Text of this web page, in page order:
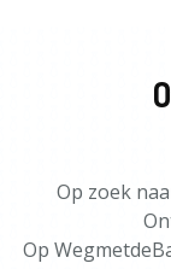
Op zoek
Op